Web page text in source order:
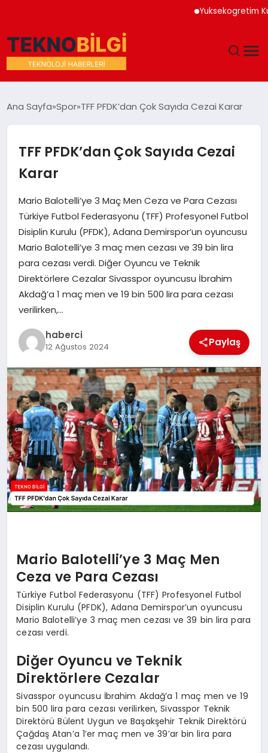
Yuksekogretim
DÜNYA
EĞITIM
MAGAZIN
SAĞLIK
SIYASET
SPOR
TEKNOLOJI
YAŞAM
Ana Sayfa Spor TFF PFDK’dan Çok Sayıda Cezai Karar
TFF PFDK’dan Çok Sayıda Cezai
Karar
Mario Balotelli’ye 3 Maç Men Ceza ve Para Cezası
Türkiye Futbol Federasyonu (TFF) Profesyonel Futbol
Disiplin Kurulu (PFDK), Adana Demirspor’un oyuncusu
Mario Balotelli’ye 3 maç men cezası ve 39 bin lira
para cezası verdi. Diğer Oyuncu ve Teknik
Direktörlere Cezalar Sivasspor oyuncusu İbrahim
Akdağ’a 1 maç men ve 19 bin 500 lira para cezası
verilirken,…
haberci
12 Ağustos 2024 Paylaş
Mario Balotelli’ye 3 Maç Men
Ceza ve Para Cezası
Türkiye Futbol Federasyonu (TFF) Profesyonel Futbol
Disiplin Kurulu (PFDK), Adana Demirspor’un oyuncusu
Mario Balotelli’ye 3 maç men cezası ve 39 bin lira para
cezası verdi.
Diğer Oyuncu ve Teknik
Direktörlere Cezalar
Sivasspor oyuncusu İbrahim Akdağ’a 1 maç men ve 19
bin 500 lira para cezası verilirken, Sivasspor Teknik
Direktörü Bülent Uygun ve Başakşehir Teknik Direktörü
Çağdaş Atan’a 1’er maç men ve 39’ar bin lira para
cezası uygulandı.